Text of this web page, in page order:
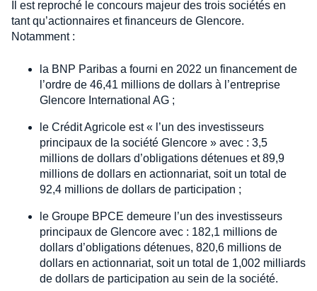
Il est reproché le concours majeur des trois sociétés en
tant qu’actionnaires et financeurs de Glencore.
Notamment :
la BNP Paribas a fourni en 2022 un financement de
l’ordre de 46,41 millions de dollars à l’entreprise
Glencore International AG ;
le Crédit Agricole est « l’un des investisseurs
principaux de la société Glencore » avec : 3,5
millions de dollars d’obligations détenues et 89,9
millions de dollars en actionnariat, soit un total de
92,4 millions de dollars de participation ;
le Groupe BPCE demeure l’un des investisseurs
principaux de Glencore avec : 182,1 millions de
dollars d’obligations détenues, 820,6 millions de
dollars en actionnariat, soit un total de 1,002 milliards
de dollars de participation au sein de la société.